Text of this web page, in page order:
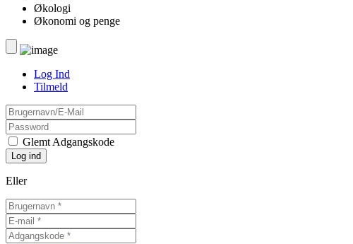
Økologi
Økonomi og penge
Log Ind
Tilmeld
Glemt Adgangskode
Eller